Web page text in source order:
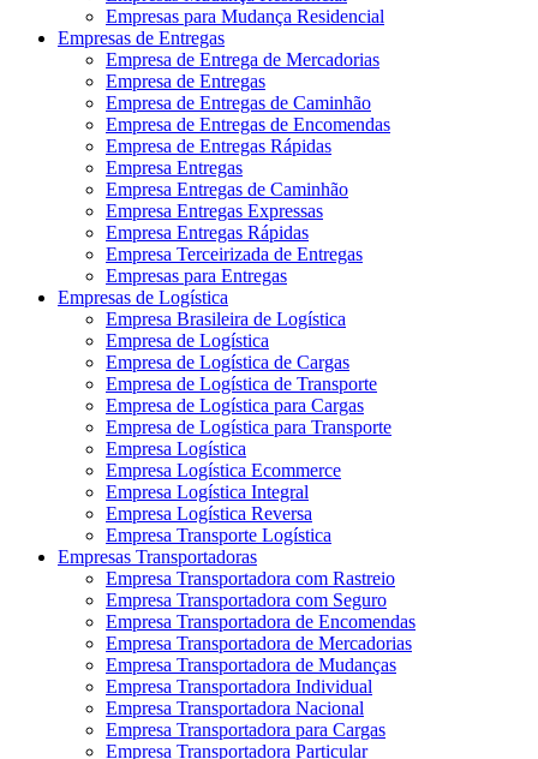
Empresas para Mudança Residencial
Empresas de Entregas
Empresa de Entrega de Mercadorias
Empresa de Entregas
Empresa de Entregas de Caminhão
Empresa de Entregas de Encomendas
Empresa de Entregas Rápidas
Empresa Entregas
Empresa Entregas de Caminhão
Empresa Entregas Expressas
Empresa Entregas Rápidas
Empresa Terceirizada de Entregas
Empresas para Entregas
Empresas de Logística
Empresa Brasileira de Logística
Empresa de Logística
Empresa de Logística de Cargas
Empresa de Logística de Transporte
Empresa de Logística para Cargas
Empresa de Logística para Transporte
Empresa Logística
Empresa Logística Ecommerce
Empresa Logística Integral
Empresa Logística Reversa
Empresa Transporte Logística
Empresas Transportadoras
Empresa Transportadora com Rastreio
Empresa Transportadora com Seguro
Empresa Transportadora de Encomendas
Empresa Transportadora de Mercadorias
Empresa Transportadora de Mudanças
Empresa Transportadora Individual
Empresa Transportadora Nacional
Empresa Transportadora para Cargas
Empresa Transportadora Particular